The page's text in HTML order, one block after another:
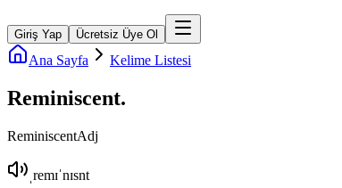
Giriş Yap Ücretsiz Üye Ol
Ana Sayfa Kelime Listesi
Reminiscent.
ReminiscentAdj
ˌremɪˈnɪsnt